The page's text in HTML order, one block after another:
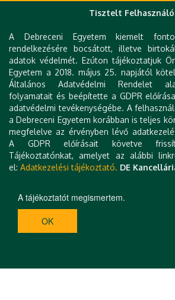
létre.
A
Dr. Kocsis Dénes
Tanszékvezető, egyetemi docens
DE Műszaki Kar Környezetmérnöki
Tisztelt
A Debreceni Egyetem kiemelt
rendelkezésére bocsátott, illetve
adatok védelmét. Ezúton tájékoztatjuk
Egyetem a 2018. május 25. napjától
Általános Adatvédelmi Rendelet
folyamatait és beépítette a GDPR
adatvédelmi tevékenységébe. A
a Debreceni Egyetem korábban is teljes
megfelelve az érvényben lévő
A GDPR előírásait követve
Tájékoztatónkat, amelyet az alábbi
el: Adatkezelési tájékoztató. DE
A tájékoztatót megismertem.
OK